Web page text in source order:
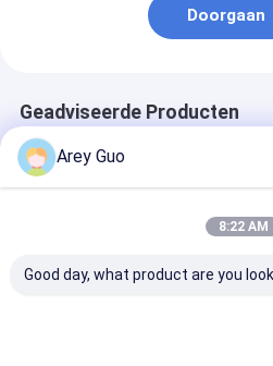
Doorgaan
Geadviseerde Producten
Arey Guo
8:22 AM
Good day, what product are you